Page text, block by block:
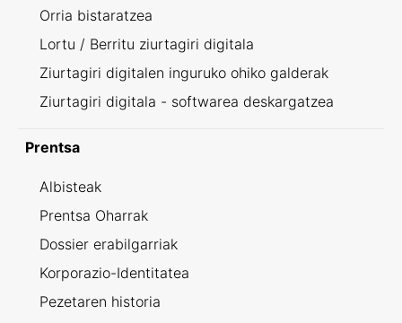
Orria bistaratzea
Lortu / Berritu ziurtagiri digitala
Ziurtagiri digitalen inguruko ohiko galderak
Ziurtagiri digitala - softwarea deskargatzea
Prentsa
Albisteak
Prentsa Oharrak
Dossier erabilgarriak
Korporazio-Identitatea
Pezetaren historia